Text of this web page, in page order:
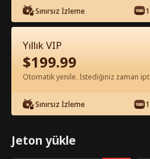
Bölüm 29 - ANTİKA
Film
Sınırsız İzleme
Yıllık VIP
$199.99
Otomatik yenile. İstediğiniz zaman
Sınırsız İzleme
Jeton yükle